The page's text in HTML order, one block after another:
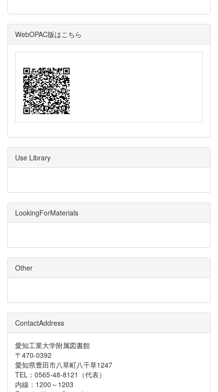
WebOPAC版はこちら
Use Library
LookingForMaterials
Other
ContactAddress
愛知工業大学附属図書館
〒470-0392
愛知県豊田市八草町八千草1247
TEL：0565-48-8121（代表）
内線：1200～1203